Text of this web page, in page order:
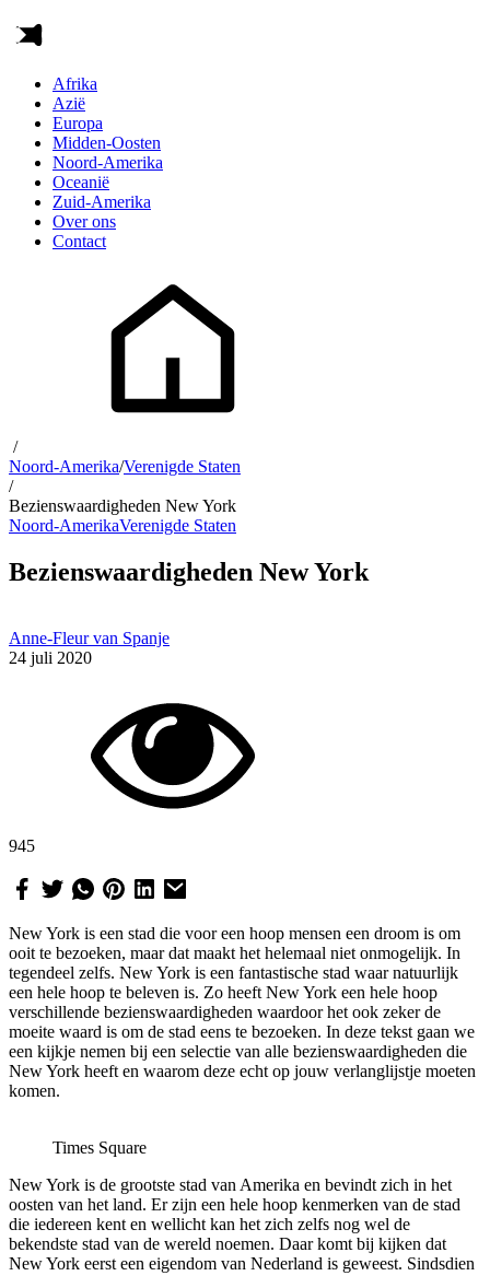
Afrika
Azië
Europa
Midden-Oosten
Noord-Amerika
Oceanië
Zuid-Amerika
Over ons
Contact
/
Noord-Amerika/Verenigde Staten
/
Bezienswaardigheden New York
Noord-AmerikaVerenigde Staten
Bezienswaardigheden New York
Anne-Fleur van Spanje
24 juli 2020
945
New York is een stad die voor een hoop mensen een droom is om
ooit te bezoeken, maar dat maakt het helemaal niet onmogelijk. In
tegendeel zelfs. New York is een fantastische stad waar natuurlijk
een hele hoop te beleven is. Zo heeft New York een hele hoop
verschillende bezienswaardigheden waardoor het ook zeker de
moeite waard is om de stad eens te bezoeken. In deze tekst gaan we
een kijkje nemen bij een selectie van alle bezienswaardigheden die
New York heeft en waarom deze echt op jouw verlanglijstje moeten
komen.
Times Square
New York is de grootste stad van Amerika en bevindt zich in het
oosten van het land. Er zijn een hele hoop kenmerken van de stad
die iedereen kent en wellicht kan het zich zelfs nog wel de
bekendste stad van de wereld noemen. Daar komt bij kijken dat
New York eerst een eigendom van Nederland is geweest. Sindsdien